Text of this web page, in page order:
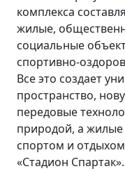
комплекса
жилые,
социальные
спортивно-
Все это создает
пространство,
передовые
природой, а
спортом и
«Стадион Спартак».